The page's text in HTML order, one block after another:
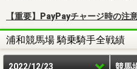
【重要】PayPayチャージ時の注
浦和競馬場 騎乗騎手全戦績
2022/12/23 競馬